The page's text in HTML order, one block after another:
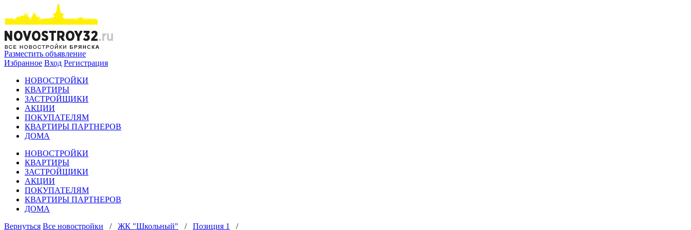
Разместить объявление
Избранное Вход Регистрация
НОВОСТРОЙКИ
КВАРТИРЫ
ЗАСТРОЙЩИКИ
АКЦИИ
ПОКУПАТЕЛЯМ
КВАРТИРЫ ПАРТНЕРОВ
ДОМА
НОВОСТРОЙКИ
КВАРТИРЫ
ЗАСТРОЙЩИКИ
АКЦИИ
ПОКУПАТЕЛЯМ
КВАРТИРЫ ПАРТНЕРОВ
ДОМА
Вернуться Все новостройки / ЖК "Школьный" / Позиция 1 /